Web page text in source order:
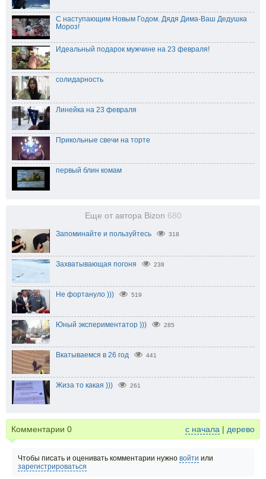
С наступающим Новым Годом. Дядя Дима-Ваш Дедушка
Мороз!
Идеальный подарок мужчине на 23 февраля!
солидарность
Линейка на 23 февраля
Прикольные свечи на торте
первый блин комам
Еще от автора Bizon 680
Запоминайте и пользуйтесь 318
Захватывающая погоня 238
Не фортануло ))) 519
Юный экспериментатор ))) 285
Вкатываемся в 26 год 441
Жиза то какая ))) 261
Комментарии 0 с начала | дерево
Чтобы писать и оценивать комментарии нужно войти или
зарегистрироваться